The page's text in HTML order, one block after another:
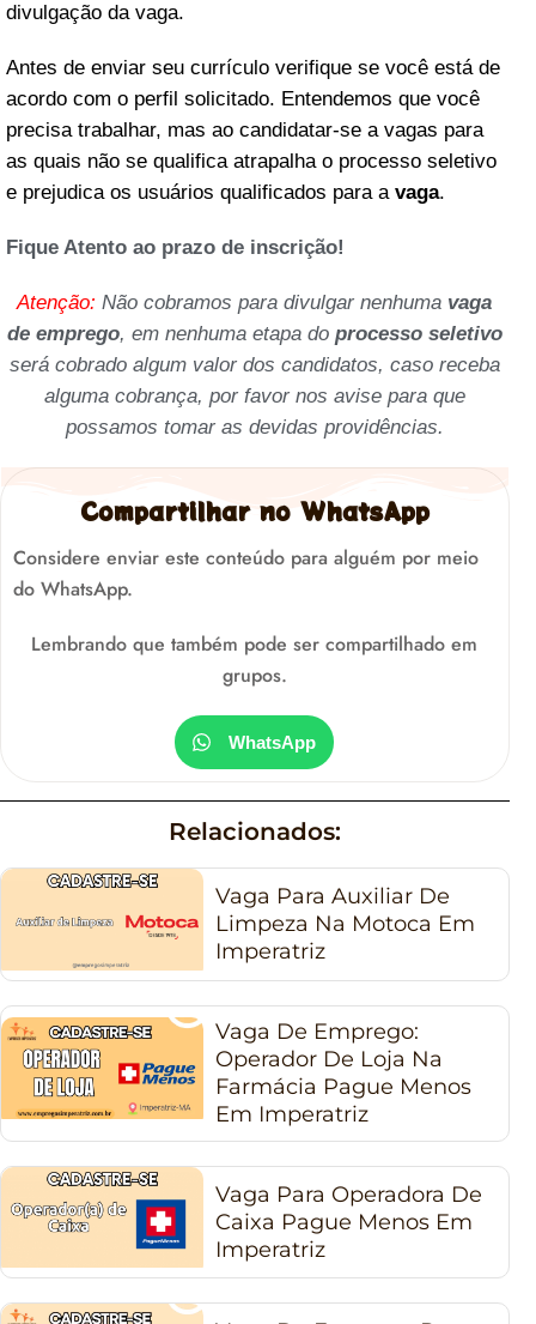
divulgação da vaga.
Antes de enviar seu currículo verifique se você está de
acordo com o perfil solicitado. Entendemos que você
precisa trabalhar, mas ao candidatar-se a vagas para
as quais não se qualifica atrapalha o processo seletivo
e prejudica os usuários qualificados para a vaga.
Fique Atento ao prazo de inscrição!
Atenção: Não cobramos para divulgar nenhuma vaga
de emprego, em nenhuma etapa do processo seletivo
será cobrado algum valor dos candidatos, caso receba
alguma cobrança, por favor nos avise para que
possamos tomar as devidas providências.
Compartilhar no WhatsApp
Considere enviar este conteúdo para alguém por meio
do WhatsApp.
Lembrando que também pode ser compartilhado em
grupos.
WhatsApp
Relacionados:
Vaga Para Auxiliar De
Limpeza Na Motoca Em
Imperatriz
Vaga De Emprego:
Operador De Loja Na
Farmácia Pague Menos
Em Imperatriz
Vaga Para Operadora De
Caixa Pague Menos Em
Imperatriz